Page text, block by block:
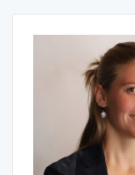
Wir selbst vermitteln
Plattform zur